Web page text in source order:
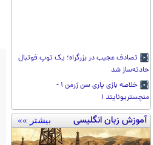
تصادف عجیب در بزرگراه؛ یک توپ فوتبال
حادثه‌ساز شد
خلاصه بازی پاری سن ژرمن ۱ -
منچستریونایتد ۱
آموزش زبان انگلیسی بیشتر »»